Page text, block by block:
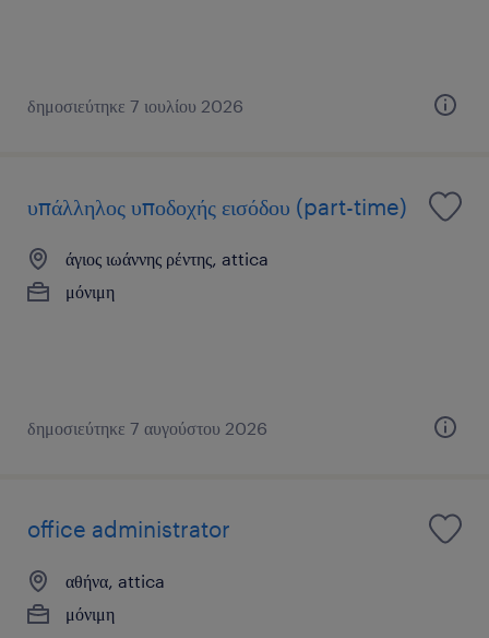
δημοσιεύτηκε 7 ιουλίου 2026
υπάλληλος υποδοχής εισόδου (part-time)
άγιος ιωάννης ρέντης, attica
μόνιμη
δημοσιεύτηκε 7 αυγούστου 2026
office administrator
αθήνα, attica
μόνιμη